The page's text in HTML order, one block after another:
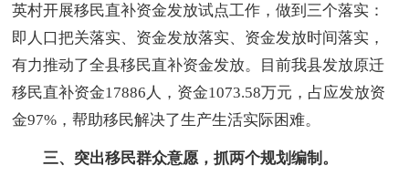
英村开展移民直补资金发放试点工作，做到三个落实：
即人口把关落实、资金发放落实、资金发放时间落实，
有力推动了全县移民直补资金发放。目前我县发放原迁
移民直补资金17886人，资金1073.58万元，占应发放资
金97%，帮助移民解决了生产生活实际困难。
三、突出移民群众意愿，抓两个规划编制。